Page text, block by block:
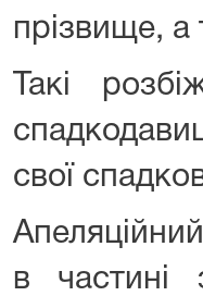
прізвище, а
Такі
свої
в частині